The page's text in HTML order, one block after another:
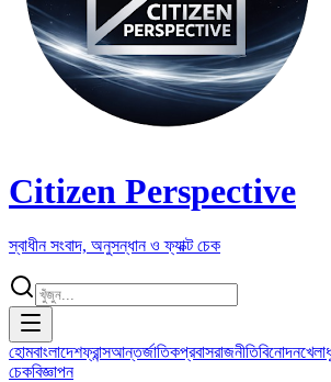
Citizen Perspective
স্বাধীন সংবাদ, অনুসন্ধান ও ফ্যাক্ট চেক
হোমবাংলাদেশফ্রান্সআন্তর্জাতিকপ্রবাসরাজনীতিবিনোদন
চেকবিজ্ঞাপন